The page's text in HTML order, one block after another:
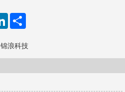
L
k
e
d
n
锦浪科技